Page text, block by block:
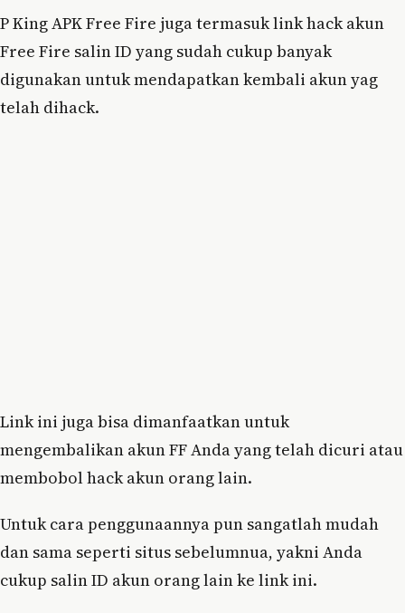
P King APK Free Fire juga termasuk link hack akun
Free Fire salin ID yang sudah cukup banyak
digunakan untuk mendapatkan kembali akun yag
telah dihack.
Link ini juga bisa dimanfaatkan untuk
mengembalikan akun FF Anda yang telah dicuri atau
membobol hack akun orang lain.
Untuk cara penggunaannya pun sangatlah mudah
dan sama seperti situs sebelumnua, yakni Anda
cukup salin ID akun orang lain ke link ini.